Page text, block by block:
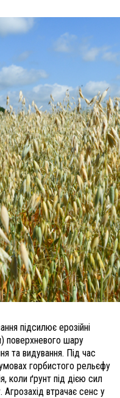
підсилює ерозійні
поверхневого шару
та видування. Під час
горбистого рельєфу
коли ґрунт під дією сил
втрачає сенс у